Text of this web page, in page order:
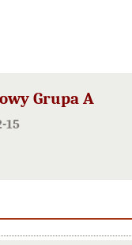
Grupa A
15